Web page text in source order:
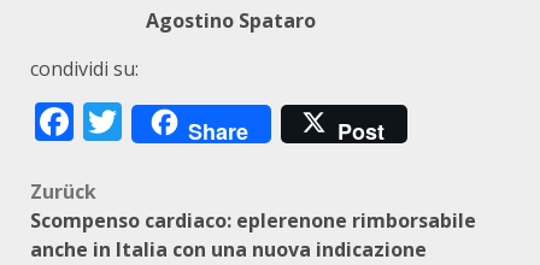
Agostino Spataro
condividi su:
Facebook
Twitter
Share Post
Beitragsnavigation
Zurück
Scompenso cardiaco: eplerenone rimborsabile
anche in Italia con una nuova indicazione